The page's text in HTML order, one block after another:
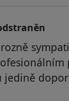
jedině